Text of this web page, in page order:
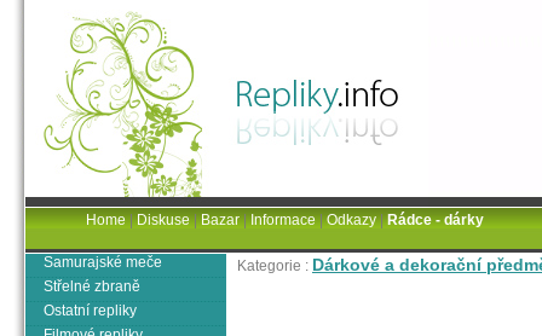
Kategorie : Dárkové a dekorační
Samurajské meče
Střelné zbraně
Ostatní repliky
Home|Diskuse|Bazar|Informace|Odkazy|Rádce - dárky